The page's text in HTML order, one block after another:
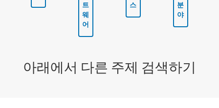
트
웨
어
스
분
야
아래에서 다른 주제 검색하기